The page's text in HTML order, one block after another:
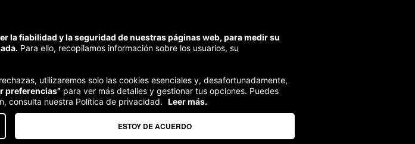
2020
(Te respondemos en menos de 48h)
Compra segura
de viajes. CIE: 2313
la fiabilidad y la seguridad de nuestras páginas web, para medir su
Para ello, recopilamos información sobre los usuarios, su
utilizaremos solo las cookies esenciales y, desafortunadamente,
preferencias” para ver más detalles y gestionar tus opciones. Puedes
consulta nuestra Política de privacidad. Leer más.
ESTOY DE ACUERDO